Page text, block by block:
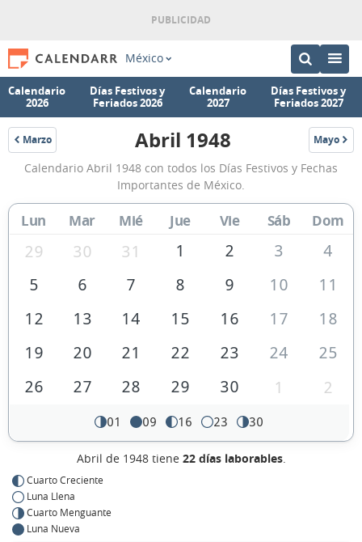
México
Calendario
2026
Días Festivos y
Feriados 2026
Calendario
2027
Días Festivos y
Feriados 2027
Marzo
1948
Calendario
Abril
1948
de
México
Abril 1948 Mayo
1948
Calendario Abril 1948 con todos los Días Festivos y Fechas
Importantes de México.
Lun Mar Mié Jue Vie Sáb Dom
29 30 31 1 2 3
4
5
6 7 8 9 10
11
12
13 14 15 16 17
18
19
20 21 22 23 24
25
26
27 28 29 30 1 2
01 09 16 23 30
Abril de 1948 tiene 22 días laborables.
Cuarto Creciente
Luna Llena
Cuarto Menguante
Luna Nueva